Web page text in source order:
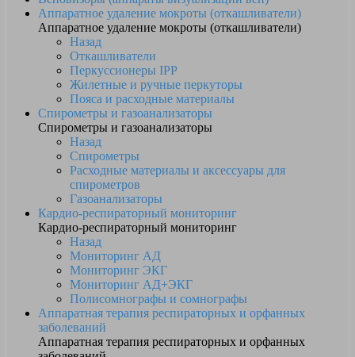
Аппаратное удаление мокроты (откашливатели)
Аппаратное удаление мокроты (откашливатели)
Назад
Откашливатели
Перкуссионеры IPP
Жилетные и ручные перкуторы
Пояса и расходные материалы
Спирометры и газоанализаторы
Спирометры и газоанализаторы
Назад
Спирометры
Расходные материалы и аксессуары для
спирометров
Газоанализаторы
Кардио-респираторный мониторинг
Кардио-респираторный мониторинг
Назад
Мониторинг АД
Мониторинг ЭКГ
Мониторинг АД+ЭКГ
Полисомнографы и сомнографы
Аппаратная терапия респираторных и орфанных
заболеваний
Аппаратная терапия респираторных и орфанных